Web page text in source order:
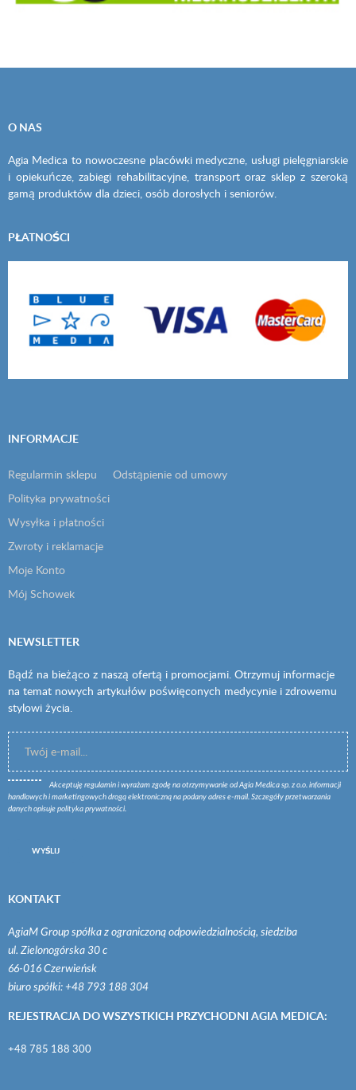
O NAS
Agia Medica to nowoczesne placówki medyczne, usługi pielęgniarskie
i opiekuńcze, zabiegi rehabilitacyjne, transport oraz sklep z szeroką
gamą produktów dla dzieci, osób dorosłych i seniorów.
PŁATNOŚCI
INFORMACJE
Regularmin sklepu
Polityka prywatności
Wysyłka i płatności
Zwroty i reklamacje
Moje Konto
Mój Schowek
Odstąpienie od umowy
NEWSLETTER
Bądź na bieżąco z naszą ofertą i promocjami. Otrzymuj informacje
na temat nowych artykułów poświęconych medycynie i zdrowemu
stylowi życia.
Akceptuję regulamin i wyrażam zgodę na otrzymywanie od Agia Medica sp. z o.o. informacji
handlowych i marketingowych drogą elektroniczną na podany adres e-mail. Szczegóły przetwarzania
danych opisuje polityka prywatności
WYŚLIJ
KONTAKT
AgiaM Group spółka z ograniczoną odpowiedzialnością, siedziba
ul. Zielonogórska 30 c
66-016 Czerwieńsk
biuro spółki: +48 793 188 304
REJESTRACJA DO WSZYSTKICH PRZYCHODNI AGIA MEDICA:
+48 785 188 300